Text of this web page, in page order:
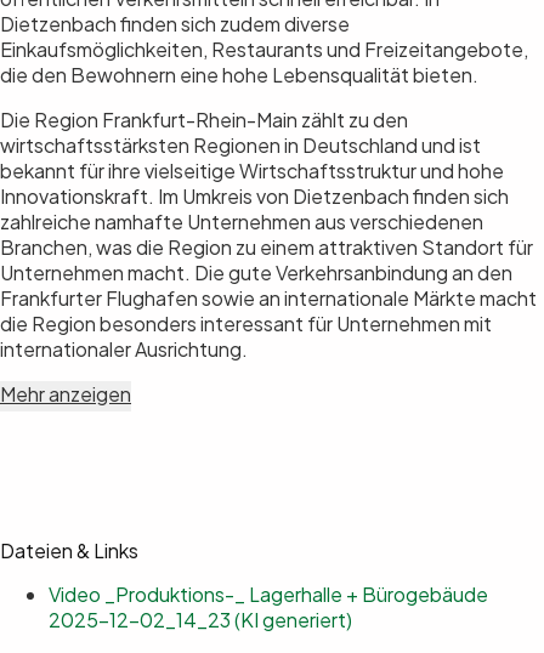
Dietzenbach finden sich zudem diverse
Einkaufsmöglichkeiten, Restaurants und Freizeitangebote,
die den Bewohnern eine hohe Lebensqualität bieten.
Die Region Frankfurt-Rhein-Main zählt zu den
wirtschaftsstärksten Regionen in Deutschland und ist
bekannt für ihre vielseitige Wirtschaftsstruktur und hohe
Innovationskraft. Im Umkreis von Dietzenbach finden sich
zahlreiche namhafte Unternehmen aus verschiedenen
Branchen, was die Region zu einem attraktiven Standort für
Unternehmen macht. Die gute Verkehrsanbindung an den
Frankfurter Flughafen sowie an internationale Märkte macht
die Region besonders interessant für Unternehmen mit
internationaler Ausrichtung.
Mehr anzeigen
Dateien & Links
Video _Produktions-_ Lagerhalle + Bürogebäude
2025-12-02_14_23 (KI generiert)